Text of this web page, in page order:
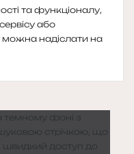
та функціоналу,
або
надіслати на